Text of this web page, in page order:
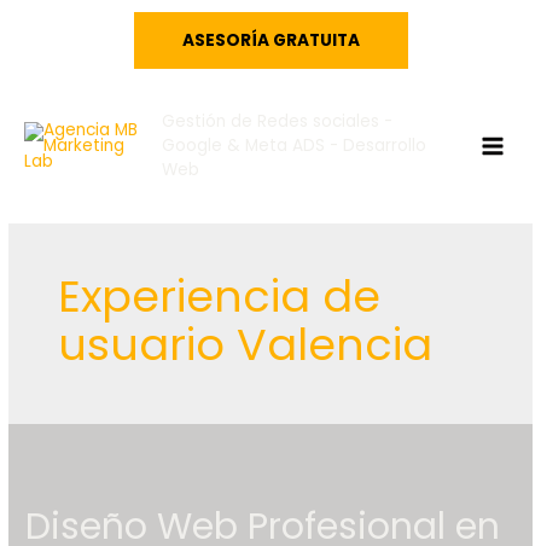
ASESORÍA GRATUITA
Experiencia de
usuario Valencia
Diseño Web Profesional en